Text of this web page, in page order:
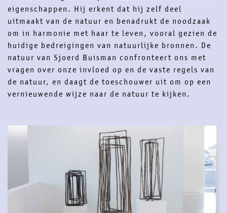
eigenschappen. Hij erkent dat hij zelf deel
uitmaakt van de natuur en benadrukt de noodzaak
om in harmonie met haar te leven, vooral gezien de
huidige bedreigingen van natuurlijke bronnen. De
natuur van Sjoerd Buisman confronteert ons met
vragen over onze invloed op en de vaste regels van
de natuur, en daagt de toeschouwer uit om op een
vernieuwende wijze naar de natuur te kijken.